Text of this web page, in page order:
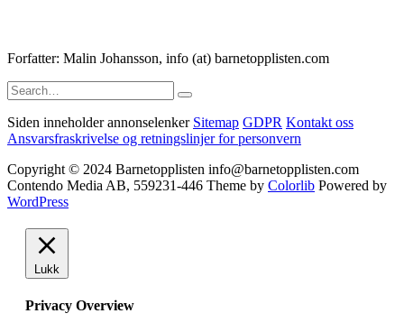
Forfatter: Malin Johansson, info (at) barnetopplisten.com
Search
for:
Siden inneholder annonselenker Sitemap GDPR Kontakt oss
Ansvarsfraskrivelse og retningslinjer for personvern
Copyright © 2024 Barnetopplisten info@barnetopplisten.com
Contendo Media AB, 559231-446 Theme by Colorlib Powered by
WordPress
Lukk
Privacy Overview